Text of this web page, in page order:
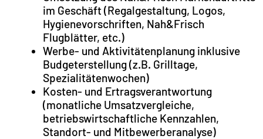
im Geschäft (Regalgestaltung, Logos,
Hygienevorschriften, Nah&Frisch
Flugblätter, etc.)
Werbe- und Aktivitätenplanung inklusive
Budgeterstellung (z.B. Grilltage,
Spezialitätenwochen)
Kosten- und Ertragsverantwortung
(monatliche Umsatzvergleiche,
betriebswirtschaftliche Kennzahlen,
Standort- und Mitbewerberanalyse)